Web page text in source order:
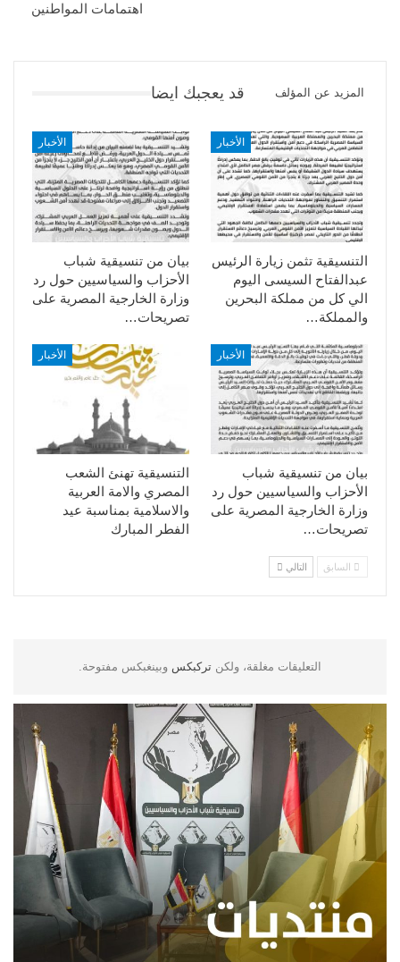
اهتمامات المواطنين
قد يعجبك ايضا المزيد عن المؤلف
الأخبار
بيان من تنسيقية شباب
الأحزاب والسياسيين حول رد
وزارة الخارجية المصرية على
تصريحات…
الأخبار
التنسيقية تثمن زيارة الرئيس
عبدالفتاح السيسى اليوم
الي كل من مملكة البحرين
والمملكة…
الأخبار
التنسيقية تهنئ الشعب
المصري والامة العربية
والاسلامية بمناسبة عيد
الفطر المبارك
الأخبار
بيان من تنسيقية شباب
الأحزاب والسياسيين حول رد
وزارة الخارجية المصرية على
تصريحات…
السابق التالي
التعليقات مغلقة، ولكن تركبكس وبينغبكس مفتوحة.